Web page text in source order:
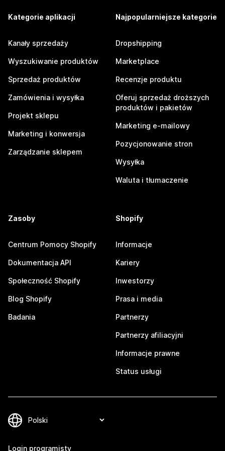
Kategorie aplikacji
Kanały sprzedaży
Wyszukiwanie produktów
Sprzedaż produktów
Zamówienia i wysyłka
Projekt sklepu
Marketing i konwersja
Zarządzanie sklepem
Najpopularniejsze kategorie
Dropshipping
Marketplace
Recenzje produktu
Oferuj sprzedaż droższych
produktów i pakietów
Marketing e-mailowy
Pozycjonowanie stron
Wysyłka
Waluta i tłumaczenie
Zasoby
Centrum Pomocy Shopify
Dokumentacja API
Społeczność Shopify
Blog Shopify
Badania
Shopify
Informacje
Kariery
Inwestorzy
Prasa i media
Partnerzy
Partnerzy afiliacyjni
Informacje prawne
Status usługi
Login programisty